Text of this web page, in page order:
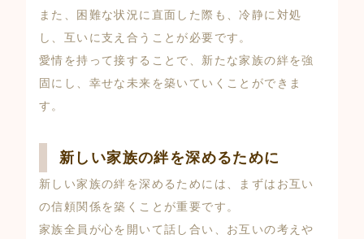
また、困難な状況に直面した際も、冷静に対処
し、互いに支え合うことが必要です。
愛情を持って接することで、新たな家族の絆を強
固にし、幸せな未来を築いていくことができま
す。
新しい家族の絆を深めるために
新しい家族の絆を深めるためには、まずはお互い
の信頼関係を築くことが重要です。
家族全員が心を開いて話し合い、お互いの考えや